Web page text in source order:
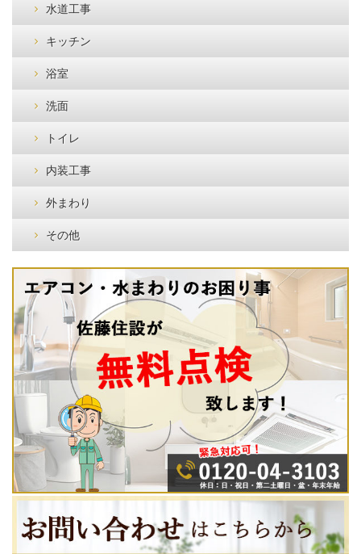
水道工事
キッチン
浴室
洗面
トイレ
内装工事
外まわり
その他